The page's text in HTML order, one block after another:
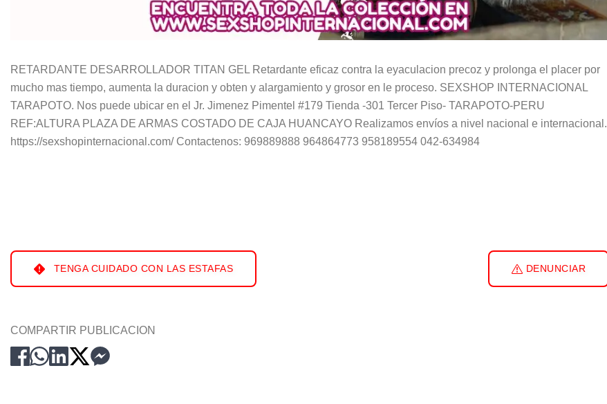
RETARDANTE DESARROLLADOR TITAN GEL Retardante eficaz contra la eyaculacion precoz y prolonga el placer por
mucho mas tiempo, aumenta la duracion y obten y alargamiento y grosor en le proceso. SEXSHOP INTERNACIONAL
TARAPOTO. Nos puede ubicar en el Jr. Jimenez Pimentel #179 Tienda -301 Tercer Piso- TARAPOTO-PERU
REF:ALTURA PLAZA DE ARMAS COSTADO DE CAJA HUANCAYO Realizamos envíos a nivel nacional e internacional.
https://sexshopinternacional.com/ Contactenos: 969889888 964864773 958189554 042-634984
TENGA CUIDADO CON LAS ESTAFAS DENUNCIAR
COMPARTIR PUBLICACION